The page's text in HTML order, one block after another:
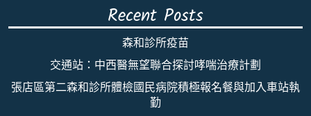
Recent Posts
森和診所疫苗
交通站：中西醫無望聯合探討哮喘治療計劃
張店區第二森和診所體檢國民病院積極報名餐與加入車站執
勤